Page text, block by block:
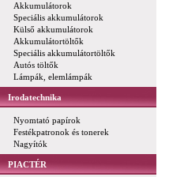
Akkumulátorok
Speciális akkumulátorok
Külső akkumulátorok
Akkumulátortöltők
Speciális akkumulátortöltők
Autós töltők
Lámpák, elemlámpák
Irodatechnika
Nyomtató papírok
Festékpatronok és tonerek
Nagyítók
PIACTÉR